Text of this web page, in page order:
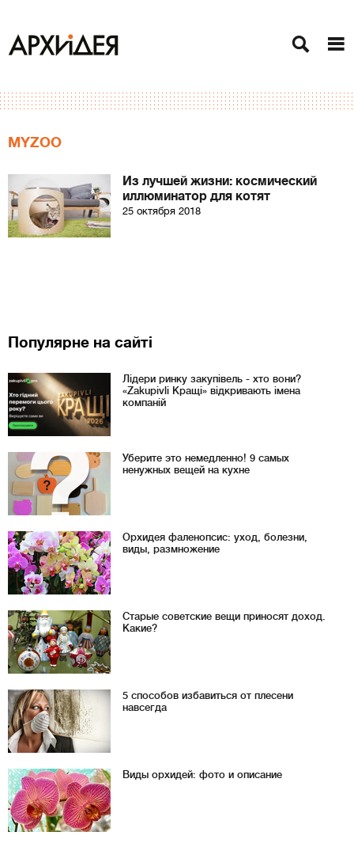
MYZOO
Из лучшей жизни: космический
иллюминатор для котят
25 октября 2018
Популярне на сайті
Лідери ринку закупівель - хто вони?
«Zakupivli Кращі» відкривають імена
компаній
Уберите это немедленно! 9 самых
ненужных вещей на кухне
Орхидея фаленопсис: уход, болезни,
виды, размножение
Старые советские вещи приносят доход.
Какие?
5 способов избавиться от плесени
навсегда
Виды орхидей: фото и описание